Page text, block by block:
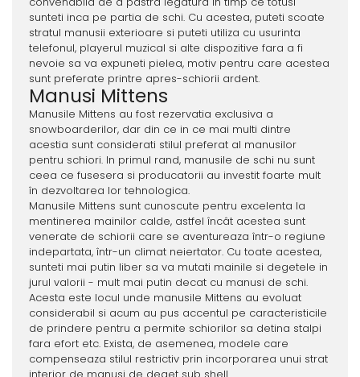
sunteti inca pe partia de schi. Cu acestea, puteti scoate
stratul manusii exterioare si puteti utiliza cu usurinta
telefonul, playerul muzical si alte dispozitive fara a fi
nevoie sa va expuneti pielea, motiv pentru care acestea
sunt preferate printre apres-schiorii ardent.
Manusi Mittens
Manusile Mittens au fost rezervatia exclusiva a
snowboarderilor, dar din ce in ce mai multi dintre
acestia sunt considerati stilul preferat al manusilor
pentru schiori. In primul rand, manusile de schi nu sunt
ceea ce fusesera si producatorii au investit foarte mult
în dezvoltarea lor tehnologica.
Manusile Mittens sunt cunoscute pentru excelenta la
mentinerea mainilor calde, astfel încât acestea sunt
venerate de schiorii care se aventureaza într-o regiune
indepartata, într-un climat neiertator. Cu toate acestea,
sunteti mai putin liber sa va mutati mainile si degetele in
jurul valorii - mult mai putin decat cu manusi de schi.
Acesta este locul unde manusile Mittens au evoluat
considerabil si acum au pus accentul pe caracteristicile
de prindere pentru a permite schiorilor sa detina stalpi
fara efort etc. Exista, de asemenea, modele care
compenseaza stilul restrictiv prin incorporarea unui strat